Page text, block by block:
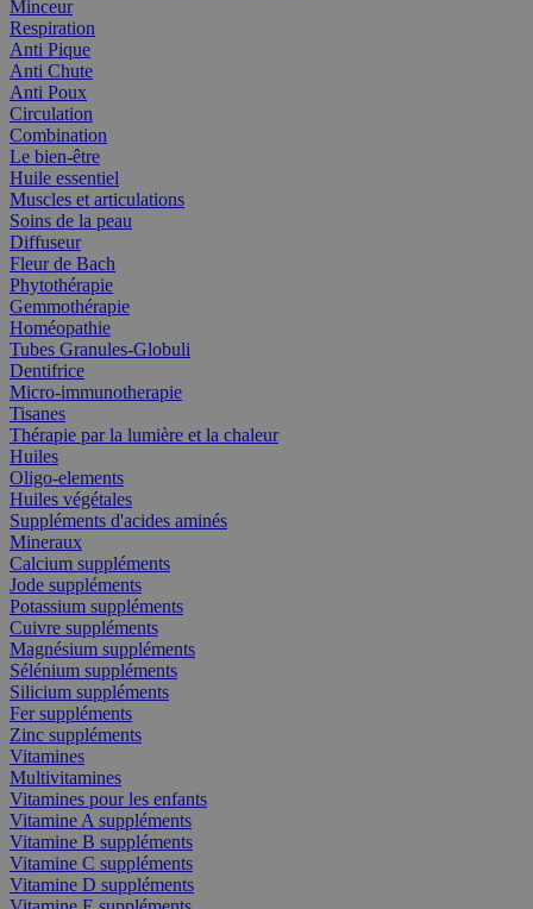
Minceur
Respiration
Anti Pique
Anti Chute
Anti Poux
Circulation
Combination
Le bien-être
Huile essentiel
Muscles et articulations
Soins de la peau
Diffuseur
Fleur de Bach
Phytothérapie
Gemmothérapie
Homéopathie
Tubes Granules-Globuli
Dentifrice
Micro-immunotherapie
Tisanes
Thérapie par la lumière et la chaleur
Huiles
Oligo-elements
Huiles végétales
Suppléments d'acides aminés
Mineraux
Calcium suppléments
Jode suppléments
Potassium suppléments
Cuivre suppléments
Magnésium suppléments
Sélénium suppléments
Silicium suppléments
Fer suppléments
Zinc suppléments
Vitamines
Multivitamines
Vitamines pour les enfants
Vitamine A suppléments
Vitamine B suppléments
Vitamine C suppléments
Vitamine D suppléments